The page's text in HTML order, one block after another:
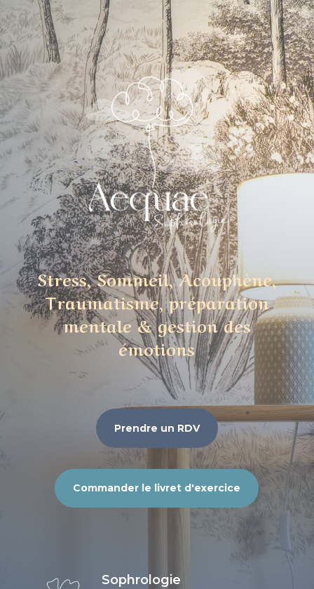
Stress, Sommeil, Acouphène,
Traumatisme, préparation
mentale & gestion des
émotions
Prendre un RDV
Commander le livret d'exercice
Sophrologie